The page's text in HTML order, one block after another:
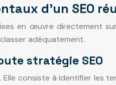
d’un SEO
en œuvre directement
adéquatement.
stratégie SEO
consiste à identifier les